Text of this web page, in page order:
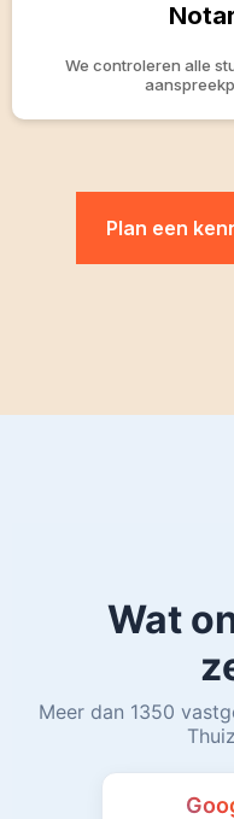
We controleren alle
Plan een
Wat
Meer dan 1350